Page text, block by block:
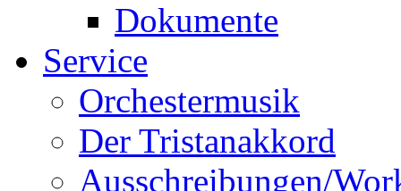
Dokumente
Service
Orchestermusik
Der Tristanakkord
Ausschreibungen/